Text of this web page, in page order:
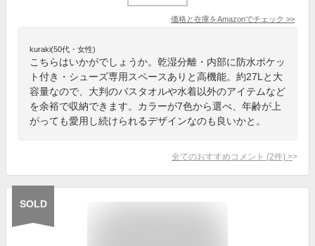
価格と在庫をAmazonでチェック >>
kuraki(50代・女性)
こちらはいかがでしょうか。乾湿分離・内部に防水ポケッ
ト付き・シューズ専用スペースありと高機能。約27Lと大
容量なので、大判のバスタオルや水着以外のアイテムなど
を余裕で収納できます。カラーが7色から選べ、年齢が上
がっても愛用し続けられるデザインなのも良いかと。
全てのおすすめコメント (2件) >
SOLD